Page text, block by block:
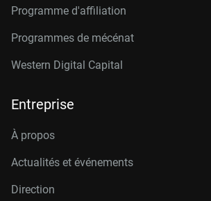
Programme d'affiliation
Programmes de mécénat
Western Digital Capital
Entreprise
À propos
Actualités et événements
Direction